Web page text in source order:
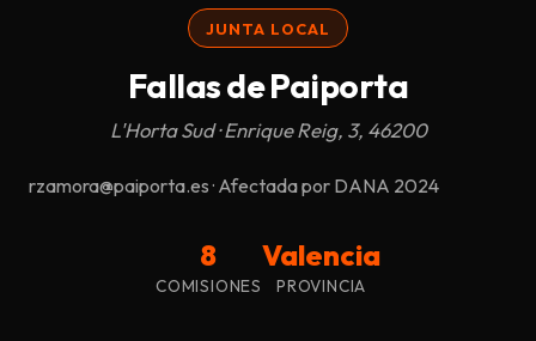
Organigrama
Truc
Blog
JUNTA LOCAL
Fallas de Paiporta
L'Horta Sud · Enrique Reig, 3, 46200
rzamora@paiporta.es · Afectada por DANA 2024
8
COMISIONES
Valencia
PROVINCIA